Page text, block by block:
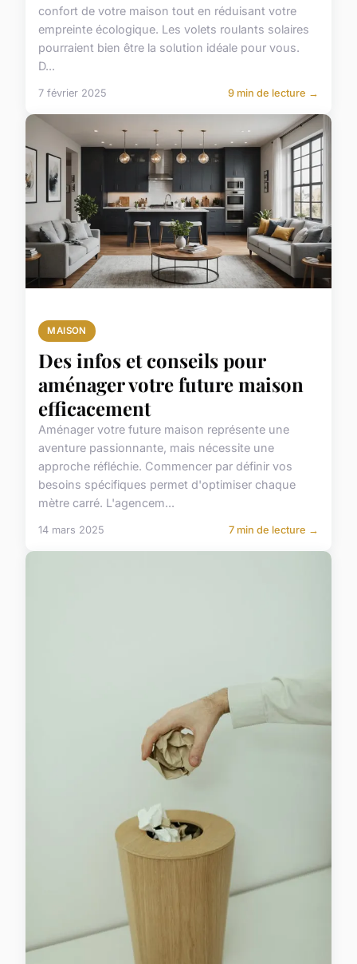
confort de votre maison tout en réduisant votre
empreinte écologique. Les volets roulants solaires
pourraient bien être la solution idéale pour vous.
D...
7 février 2025 9 min de lecture →
MAISON
Des infos et conseils pour
aménager votre future maison
efficacement
Aménager votre future maison représente une
aventure passionnante, mais nécessite une
approche réfléchie. Commencer par définir vos
besoins spécifiques permet d'optimiser chaque
mètre carré. L'agencem...
14 mars 2025 7 min de lecture →